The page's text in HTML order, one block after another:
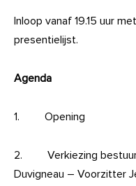
Inloop vanaf 19.15 uur
presentielijst.
Agenda
1. Opening
2. Verkiezing
Duvigneau – Voorzitter